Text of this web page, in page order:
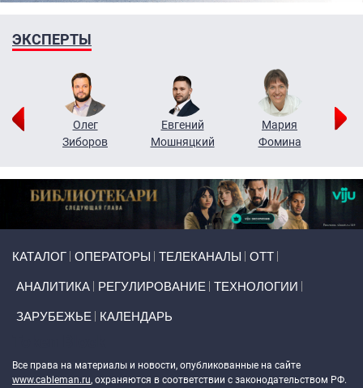
ЭКСПЕРТЫ
Олег
Зиборов
Евгений
Мошняцкий
Мария
Фомина
КАТАЛОГ ОПЕРАТОРЫ ТЕЛЕКАНАЛЫ ОТТ
АНАЛИТИКА РЕГУЛИРОВАНИЕ ТЕХНОЛОГИИ
ЗАРУБЕЖЬЕ КАЛЕНДАРЬ
Все права на материалы и новости, опубликованные на сайте
www.cableman.ru, охраняются в соответствии с законодательством РФ.